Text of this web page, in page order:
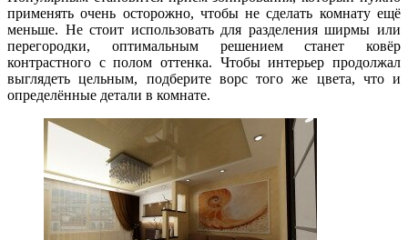
применять очень осторожно, чтобы не сделать комнату ещё
меньше. Не стоит использовать для разделения ширмы или
перегородки, оптимальным решением станет ковёр
контрастного с полом оттенка. Чтобы интерьер продолжал
выглядеть цельным, подберите ворс того же цвета, что и
определённые детали в комнате.